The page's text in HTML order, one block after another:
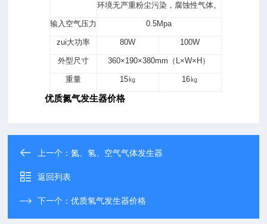
环境无严重粉尘污染，腐蚀性气体。
输入空气压力 0.5Mpa
zui大功率 80W 100W
外型尺寸 360×190×380mm（L×W×H）
重量 15㎏ 16㎏
优质氮气发生器价格
上一个：氮、氢、空气气体发生器
返回列表
下一个：优质氢气发生器价格